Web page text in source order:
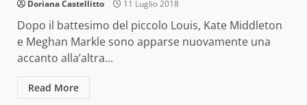
Doriana Castellitto 11 Luglio 2018
Dopo il battesimo del piccolo Louis, Kate Middleton
e Meghan Markle sono apparse nuovamente una
accanto alla’altra...
Read More